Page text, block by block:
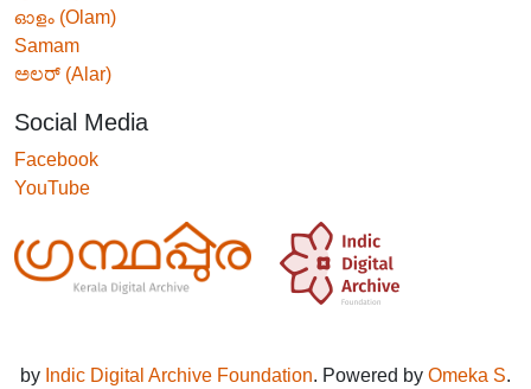
ഓളം (Olam)
Samam
ಅಲರ್ (Alar)
Social Media
Facebook
YouTube
by Indic Digital Archive Foundation. Powered by Omeka S.